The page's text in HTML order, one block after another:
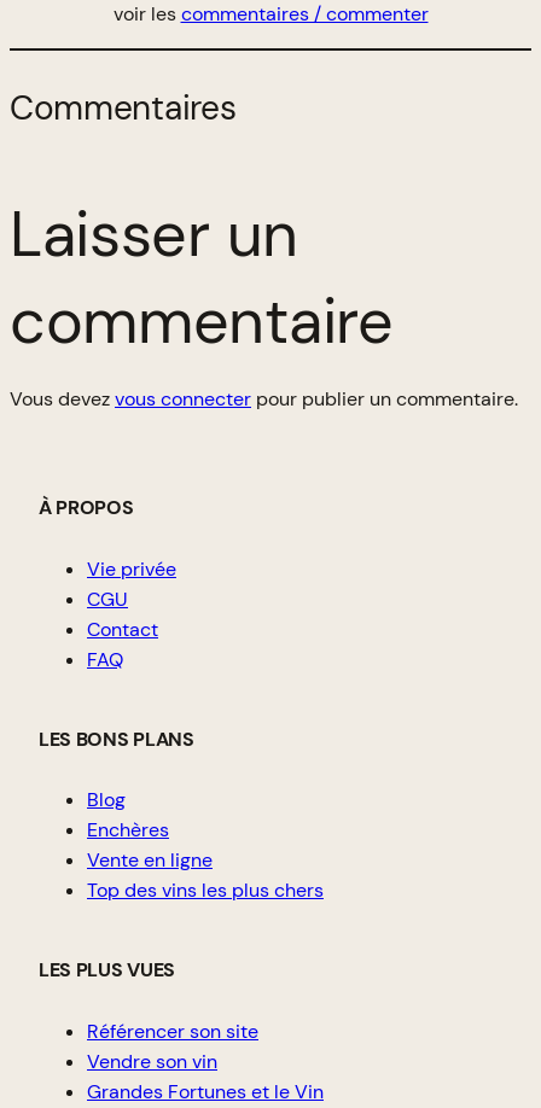
voir lescommentaires / commenter
Commentaires
Laisser un
commentaire
Vous devezvous connecter pour publier un commentaire.
À PROPOS
Vie privée
CGU
Contact
FAQ
LES BONS PLANS
Blog
Enchères
Vente en ligne
Top des vins les plus chers
LES PLUS VUES
Référencer son site
Vendre son vin
Grandes Fortunes et le Vin